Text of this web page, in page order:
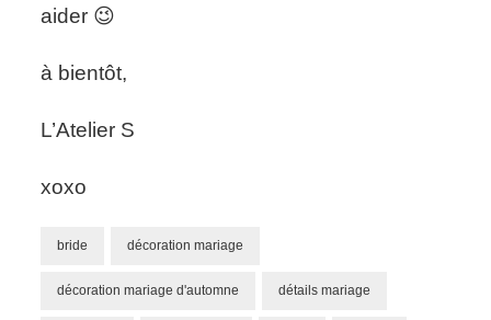
aider 😉
à bientôt,
L’Atelier S
xoxo
bride décoration mariage
décoration mariage d'automne détails mariage